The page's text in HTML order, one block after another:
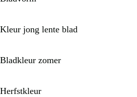
Kleur jong lente blad
Bladkleur zomer
Herfstkleur